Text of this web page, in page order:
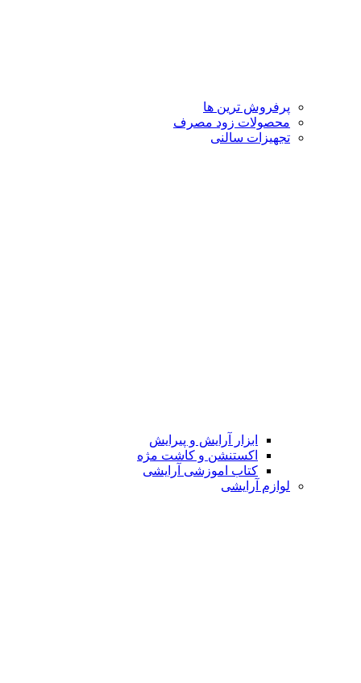
پرفروش ترین ها
محصولات زود مصرف
تجهیزات سالنی
ابزار آرایش و پیرایش
اکستنشن و کاشت مژه
کتاب اموزشی آرایشی
لوازم آرایشی